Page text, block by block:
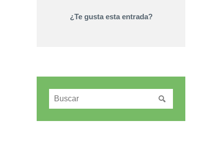
¿Te gusta esta entrada?